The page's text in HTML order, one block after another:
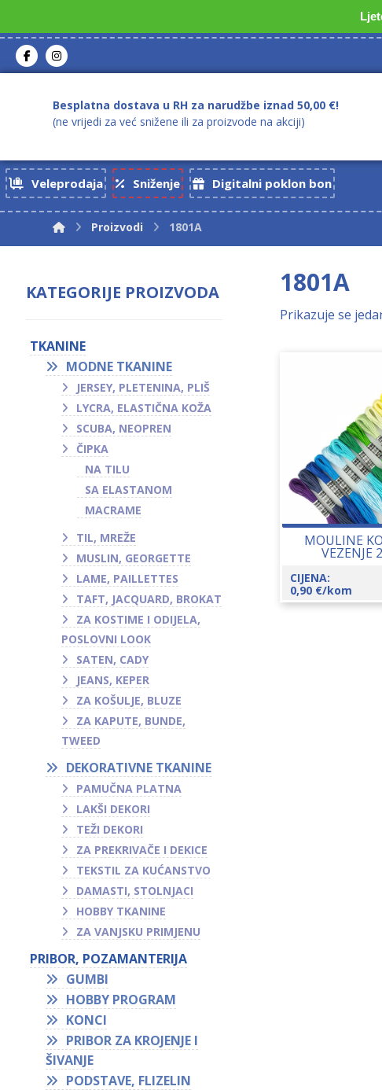
Besplatna dostava u RH za narudžbe iznad 50,00 €!
(ne vrijedi za već snižene ili za proizvode na akciji)
Veleprodaja Sniženje Digitalni poklon bon
Proizvodi 1801A
1801A
Prikazuje se
MOULINE
VEZENJE
CIJENA:
0,90 €/kom
KATEGORIJE PROIZVODA
TKANINE
MODNE TKANINE
JERSEY, PLETENINA, PLIŠ
LYCRA, ELASTIČNA KOŽA
SCUBA, NEOPREN
ČIPKA
NA TILU
SA ELASTANOM
MACRAME
TIL, MREŽE
MUSLIN, GEORGETTE
LAME, PAILLETTES
TAFT, JACQUARD, BROKAT
ZA KOSTIME I ODIJELA,
POSLOVNI LOOK
SATEN, CADY
JEANS, KEPER
ZA KOŠULJE, BLUZE
ZA KAPUTE, BUNDE,
TWEED
DEKORATIVNE TKANINE
PAMUČNA PLATNA
LAKŠI DEKORI
TEŽI DEKORI
ZA PREKRIVAČE I DEKICE
TEKSTIL ZA KUĆANSTVO
DAMASTI, STOLNJACI
HOBBY TKANINE
ZA VANJSKU PRIMJENU
PRIBOR, POZAMANTERIJA
GUMBI
HOBBY PROGRAM
KONCI
PRIBOR ZA KROJENJE I
ŠIVANJE
PODSTAVE, FLIZELIN